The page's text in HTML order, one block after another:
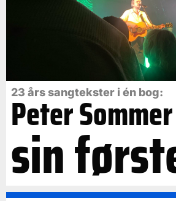
23 års sangtekster i én bog:
Peter
sin